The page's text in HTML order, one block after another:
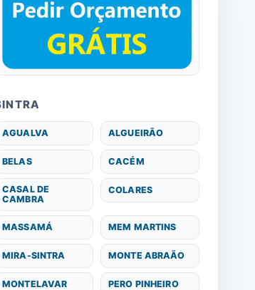
AGUALVA ALGUEIRÃO
BELAS CACÉM
CASAL DE
CAMBRA
COLARES
MASSAMÁ MEM MARTINS
MIRA-SINTRA MONTE ABRAÃO
MONTELAVAR PERO PINHEIRO